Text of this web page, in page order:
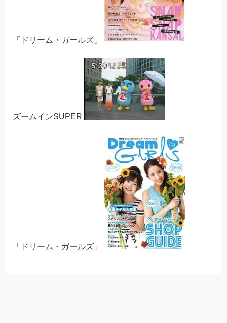
「ドリーム・ガールズ」
ズームインSUPER
「ドリーム・ガールズ」